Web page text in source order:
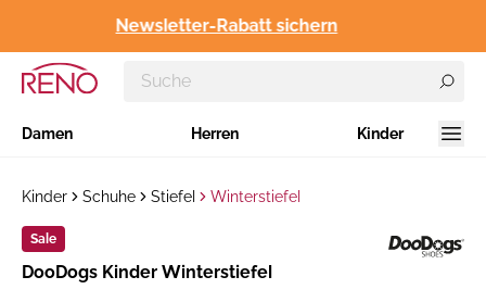
Newsletter-Rabatt sichern
Damen Herren Kinder
Kinder Schuhe Stiefel Winterstiefel
Sale
Hersteller:
​DooDogs Kinder Winterstiefel